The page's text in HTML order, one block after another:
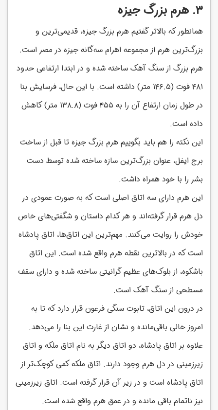
۳. هرم بزرگ جیزه
همانطور که بالاتر گفتیم هرم بزرگ جیزه، قدیمی‌ترین و
بزرگ‌ترین هرم از مجموعه اهرام سه‌گانه جیزه در مصر است.
هرم بزرگ از سنگ آهک ساخته شده و در ابتدا ارتفاعی حدود
۴۸۱ فوت (۱۴۶.۵ متر) داشته است. با این حال، فرسایش بنا
در طول زمان ارتفاع آن را به ۴۵۵ فوت (۱۳۸.۸ متر) کاهش
داده است.
این نکته را هم باید بگوییم هرم بزرگ جیزه تا قبل از ساخت
برج ایفل، عنوان بزرگ‌ترین سازه ساخته شده توسط دست
بشر را با خود همراه داشت.
این هرم دارای سه اتاق اصلی است که به صورت عمودی در
دل هرم قرار گرفته‌اند و هر کدام داستان‌ و شگفتی‌های خاص
خودش را روایت می‌کنند. مهم‌ترین این اتاق‌ها، اتاق پادشاه
است که در بالاترین نقطه هرم واقع شده است. این اتاق
باشکوه، از بلوک‌های عظیم گرانیتی ساخته شده و دارای سقف
مسطحی از سنگ آهک است.
در درون این اتاق، تابوت سنگی فرعون قرار دارد که تا به
امروز خالی باقی‌مانده و نشان از غارت این بنا را می‌دهد.
علاوه بر اتاق پادشاه، دو اتاق دیگر به نام اتاق ملکه و اتاق
زیرزمینی در دل هرم وجود دارند. اتاق ملکه کمی کوچک‌تر از
اتاق پادشاه است و در زیر آن قرار گرفته است. اتاق زیرزمینی
نیز ناتمام باقی مانده و در عمق هرم واقع شده است.